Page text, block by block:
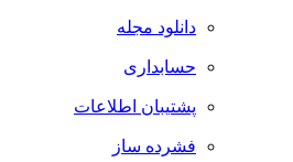
دانلود مجله
حسابداری
پشتیبان اطلاعات
فشرده ساز